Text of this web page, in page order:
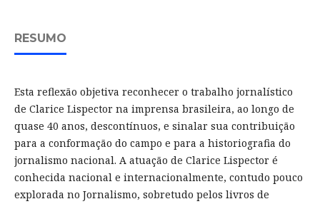
RESUMO
Esta reflexão objetiva reconhecer o trabalho jornalístico
de Clarice Lispector na imprensa brasileira, ao longo de
quase 40 anos, descontínuos, e sinalar sua contribuição
para a conformação do campo e para a historiografia do
jornalismo nacional. A atuação de Clarice Lispector é
conhecida nacional e internacionalmente, contudo pouco
explorada no Jornalismo, sobretudo pelos livros de